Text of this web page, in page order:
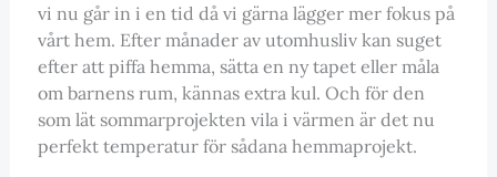
vi nu går in i en tid då vi gärna lägger mer fokus på
vårt hem. Efter månader av utomhusliv kan suget
efter att piffa hemma, sätta en ny tapet eller måla
om barnens rum, kännas extra kul. Och för den
som lät sommarprojekten vila i värmen är det nu
perfekt temperatur för sådana hemmaprojekt.